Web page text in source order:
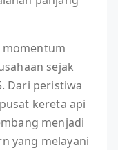
momentum
sejak
Dari peristiwa
kereta api
menjadi
yang melayani